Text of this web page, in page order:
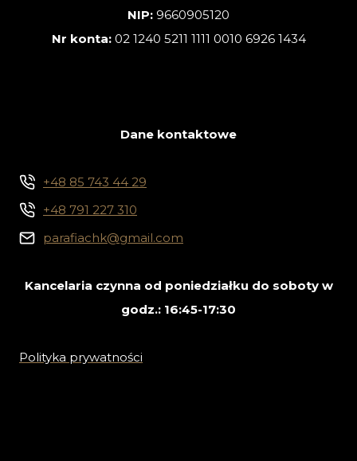
NIP: 9660905120
Nr konta: 02 1240 5211 1111 0010 6926 1434
Dane kontaktowe
+48 85 743 44 29
+48 791 227 310
parafiachk@gmail.com
Kancelaria czynna od poniedziałku do soboty w
godz.: 16:45-17:30
Polityka prywatności